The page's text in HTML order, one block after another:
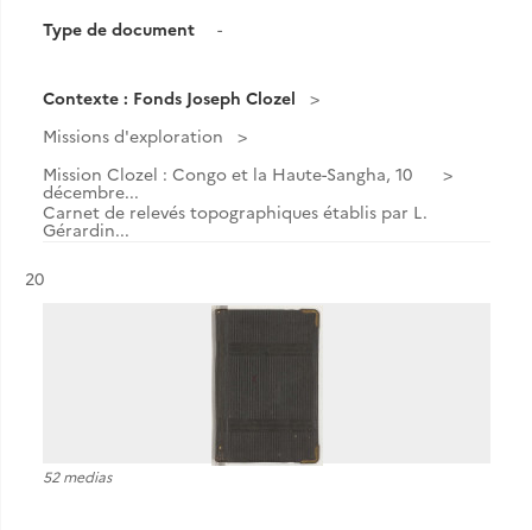
Type de document
-
Contexte : Fonds Joseph Clozel
Missions d'exploration
Mission Clozel : Congo et la Haute-Sangha, 10
décembre...
Carnet de relevés topographiques établis par L.
Gérardin...
Résultat n°
20
52 medias